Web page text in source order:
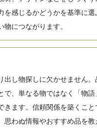
を感じるかどうかを基準に選
につながります。
出し物探しに欠かせません
で、単なる物ではなく「物語
きます。信頼関係を築くこ
思わぬ情報やおすすめ品を教